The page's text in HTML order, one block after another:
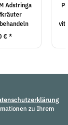
Adstringa
€*
zu Ihrem